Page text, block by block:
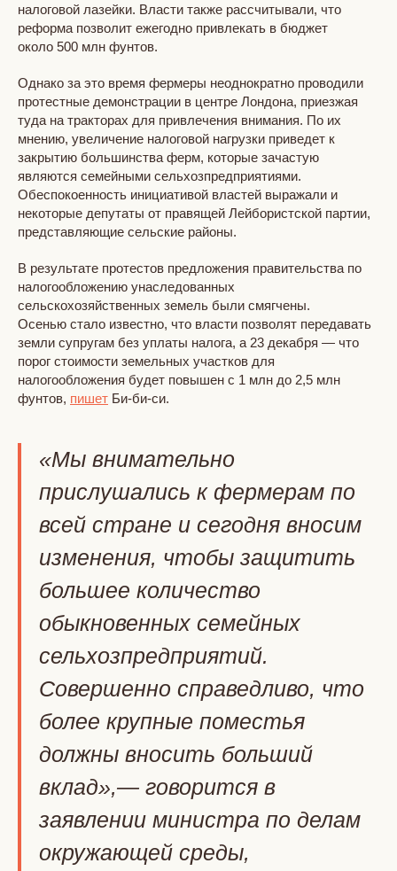
налоговой лазейки. Власти также рассчитывали, что
реформа позволит ежегодно привлекать в бюджет
около 500 млн фунтов.
Однако за это время фермеры неоднократно проводили
протестные демонстрации в центре Лондона, приезжая
туда на тракторах для привлечения внимания. По их
мнению, увеличение налоговой нагрузки приведет к
закрытию большинства ферм, которые зачастую
являются семейными сельхозпредприятиями.
Обеспокоенность инициативой властей выражали и
некоторые депутаты от правящей Лейбористской партии,
представляющие сельские районы.
В результате протестов предложения правительства по
налогообложению унаследованных
сельскохозяйственных земель были смягчены.
Осенью стало известно, что власти позволят передавать
земли супругам без уплаты налога, а 23 декабря — что
порог стоимости земельных участков для
налогообложения будет повышен с 1 млн до 2,5 млн
фунтов, пишет Би-би-си.
«Мы внимательно
прислушались к фермерам по
всей стране и сегодня вносим
изменения, чтобы защитить
большее количество
обыкновенных семейных
сельхозпредприятий.
Совершенно справедливо, что
более крупные поместья
должны вносить больший
вклад»,— говорится в
заявлении министра по делам
окружающей среды,